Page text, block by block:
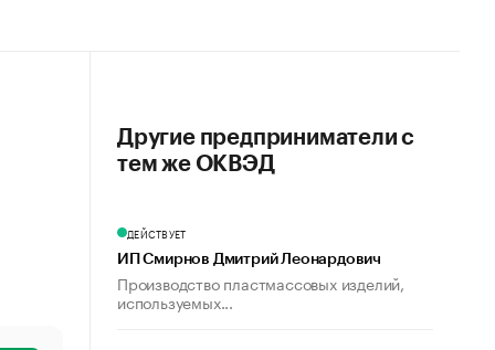
Другие предприниматели с
тем же ОКВЭД
ДЕЙСТВУЕТ
ИП Смирнов Дмитрий Леонардович
Производство пластмассовых изделий,
используемых...